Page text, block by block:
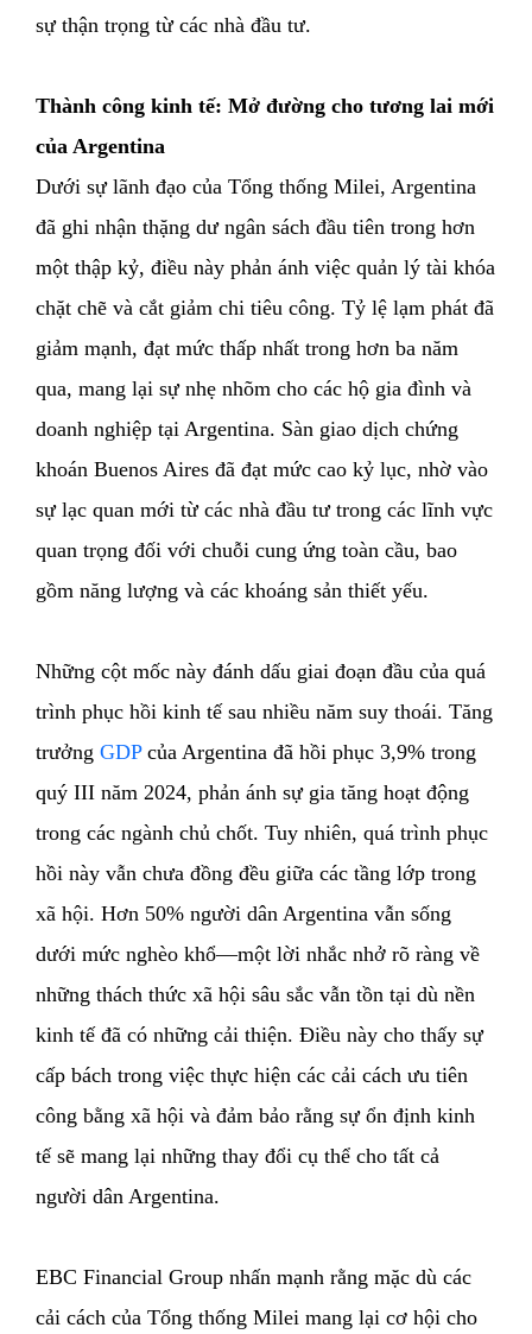
sự thận trọng từ các nhà đầu tư.
Thành công kinh tế: Mở đường cho tương lai mới
của Argentina
Dưới sự lãnh đạo của Tổng thống Milei, Argentina
đã ghi nhận thặng dư ngân sách đầu tiên trong hơn
một thập kỷ, điều này phản ánh việc quản lý tài khóa
chặt chẽ và cắt giảm chi tiêu công. Tỷ lệ lạm phát đã
giảm mạnh, đạt mức thấp nhất trong hơn ba năm
qua, mang lại sự nhẹ nhõm cho các hộ gia đình và
doanh nghiệp tại Argentina. Sàn giao dịch chứng
khoán Buenos Aires đã đạt mức cao kỷ lục, nhờ vào
sự lạc quan mới từ các nhà đầu tư trong các lĩnh vực
quan trọng đối với chuỗi cung ứng toàn cầu, bao
gồm năng lượng và các khoáng sản thiết yếu.
Những cột mốc này đánh dấu giai đoạn đầu của quá
trình phục hồi kinh tế sau nhiều năm suy thoái. Tăng
trưởngGDPcủa Argentina đã hồi phục 3,9% trong
quý III năm 2024, phản ánh sự gia tăng hoạt động
trong các ngành chủ chốt. Tuy nhiên, quá trình phục
hồi này vẫn chưa đồng đều giữa các tầng lớp trong
xã hội. Hơn 50% người dân Argentina vẫn sống
dưới mức nghèo khổ—một lời nhắc nhở rõ ràng về
những thách thức xã hội sâu sắc vẫn tồn tại dù nền
kinh tế đã có những cải thiện. Điều này cho thấy sự
cấp bách trong việc thực hiện các cải cách ưu tiên
công bằng xã hội và đảm bảo rằng sự ổn định kinh
tế sẽ mang lại những thay đổi cụ thể cho tất cả
người dân Argentina.
EBC Financial Group nhấn mạnh rằng mặc dù các
cải cách của Tổng thống Milei mang lại cơ hội cho